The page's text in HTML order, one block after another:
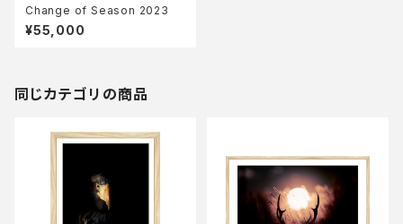
Change of Season 2023
¥55,000
同じカテゴリの商品